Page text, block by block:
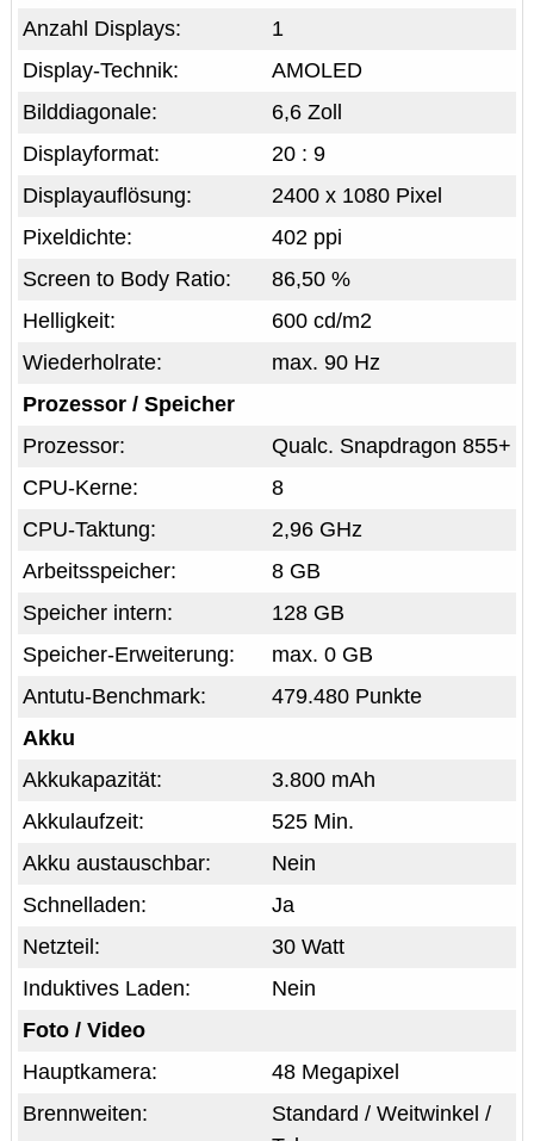
1
Anzahl Displays:
AMOLED
Display-Technik:
6,6 Zoll
Bilddiagonale:
20 : 9
Displayformat:
2400 x 1080 Pixel
Displayauflösung:
402 ppi
Pixeldichte:
86,50 %
Screen to Body Ratio:
600 cd/m2
Helligkeit:
max. 90 Hz
Wiederholrate:
Prozessor / Speicher
Qualc. Snapdragon 855+
Prozessor:
8
CPU-Kerne:
2,96 GHz
CPU-Taktung:
8 GB
Arbeitsspeicher:
128 GB
Speicher intern:
max. 0 GB
Speicher-Erweiterung:
479.480 Punkte
Antutu-Benchmark:
Akku
3.800 mAh
Akkukapazität:
525 Min.
Akkulaufzeit:
Nein
Akku austauschbar:
Ja
Schnelladen:
30 Watt
Netzteil:
Nein
Induktives Laden:
Foto / Video
48 Megapixel
Hauptkamera:
Standard / Weitwinkel /
Brennweiten: